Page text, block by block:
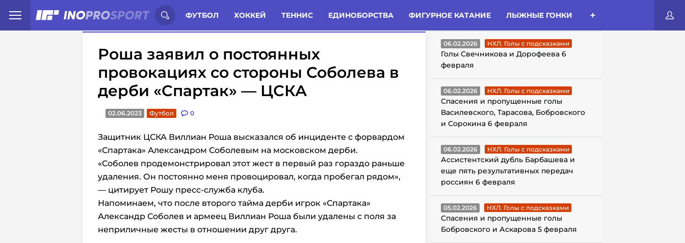
ФУТБОЛ ХОККЕЙ ТЕННИС ЕДИНОБОРСТВА ФИГУРНОЕ КАТАНИЕ ЛЫЖНЫЕ ГОНКИ
Иностранцы о спорте России: Статьи Комменты Новости
Роша заявил о постоянных
провокациях со стороны Соболева в
дерби «Спартак» — ЦСКА
02.06.2023 Футбол 0
Защитник ЦСКА Виллиан Роша высказался об инциденте с форвардом
«Спартака» Александром Соболевым на московском дерби.
«Соболев продемонстрировал этот жест в первый раз гораздо раньше
удаления. Он постоянно меня провоцировал, когда пробегал рядом»,
— цитирует Рошу пресс-служба клуба.
Напоминаем, что после второго тайма дерби игрок «Спартака»
Александр Соболев и армеец Виллиан Роша были удалены с поля за
неприличные жесты в отношении друг друга.
ГОЛЫ С ПОДСКАЗКАМИ
06.02.2026 НХЛ. Голы с подсказками
Голы Свечникова и Дорофеева 6
февраля
06.02.2026 НХЛ. Голы с подсказками
Спасения и пропущенные голы
Василевского, Тарасова, Бобровского
и Сорокина 6 февраля
06.02.2026 НХЛ. Голы с подсказками
Ассистентский дубль Барбашева и
еще пять результативных передач
россиян 6 февраля
05.02.2026 НХЛ. Голы с подсказками
Спасения и пропущенные голы
Бобровского и Аскарова 5 февраля